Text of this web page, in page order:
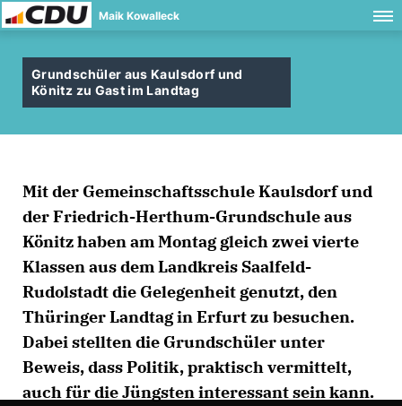
Maik Kowalleck
Grundschüler aus Kaulsdorf und
Könitz zu Gast im Landtag
Mit der Gemeinschaftsschule Kaulsdorf und
der Friedrich-Herthum-Grundschule aus
Könitz haben am Montag gleich zwei vierte
Klassen aus dem Landkreis Saalfeld-
Rudolstadt die Gelegenheit genutzt, den
Thüringer Landtag in Erfurt zu besuchen.
Dabei stellten die Grundschüler unter
Beweis, dass Politik, praktisch vermittelt,
auch für die Jüngsten interessant sein kann.